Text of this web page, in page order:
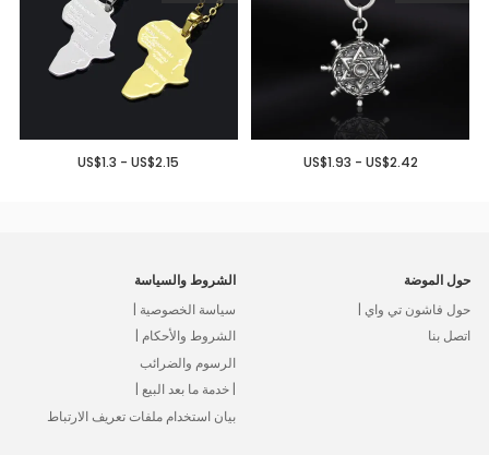
US$1.93 - US$2.42
US$1.3 - US$2.15
حول الموضة
حول فاشون تي واي |
اتصل بنا
الشروط والسياسة
سياسة الخصوصية |
الشروط والأحكام |
الرسوم والضرائب
| خدمة ما بعد البيع |
بيان استخدام ملفات تعريف الارتباط